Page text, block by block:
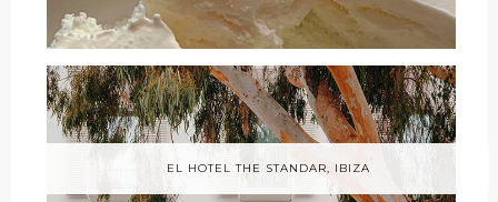
EL HOTEL THE STANDAR, IBIZA